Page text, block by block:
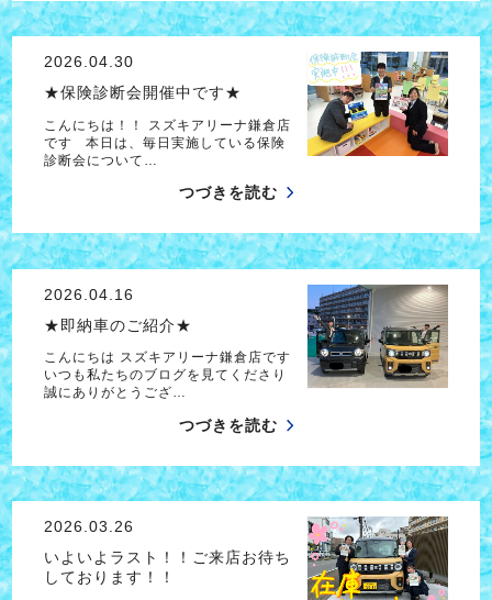
2026.04.30
★保険診断会開催中です★
こんにちは！！ スズキアリーナ鎌倉店
です 本日は、毎日実施している保険
診断会について…
つづきを読む
2026.04.16
★即納車のご紹介★
こんにちは スズキアリーナ鎌倉店です
いつも私たちのブログを見てくださり
誠にありがとうござ…
つづきを読む
2026.03.26
いよいよラスト！！ご来店お待ち
しております！！